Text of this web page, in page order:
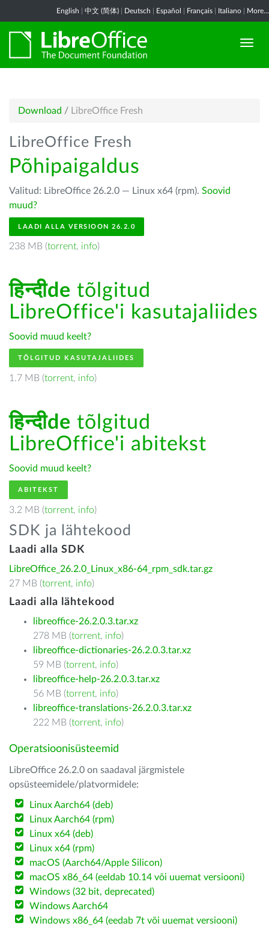
English 中文 (简体) Deutsch Español Français Italiano More...
Download / LibreOffice Fresh
LibreOffice Fresh
Põhipaigaldus
Valitud: LibreOffice 26.2.0 — Linux x64 (rpm). Soovid
muud?
LAADI ALLA VERSIOON 26.2.0
238 MB (torrent, info)
हिन्दीde tõlgitud
LibreOffice'i kasutajaliides
Soovid muud keelt?
TÕLGITUD KASUTAJALIIDES
1.7 MB (torrent, info)
हिन्दीde tõlgitud
LibreOffice'i abitekst
Soovid muud keelt?
ABITEKST
3.2 MB (torrent, info)
SDK ja lähtekood
Laadi alla SDK
LibreOffice_26.2.0_Linux_x86-64_rpm_sdk.tar.gz
27 MB (torrent, info)
Laadi alla lähtekood
libreoffice-26.2.0.3.tar.xz
278 MB (torrent, info)
libreoffice-dictionaries-26.2.0.3.tar.xz
59 MB (torrent, info)
libreoffice-help-26.2.0.3.tar.xz
56 MB (torrent, info)
libreoffice-translations-26.2.0.3.tar.xz
222 MB (torrent, info)
Operatsioonisüsteemid
LibreOffice 26.2.0 on saadaval järgmistele
opsüsteemidele/platvormidele:
Linux Aarch64 (deb)
Linux Aarch64 (rpm)
Linux x64 (deb)
Linux x64 (rpm)
macOS (Aarch64/Apple Silicon)
macOS x86_64 (eeldab 10.14 või uuemat versiooni)
Windows (32 bit, deprecated)
Windows Aarch64
Windows x86_64 (eedab 7t või uuemat versiooni)